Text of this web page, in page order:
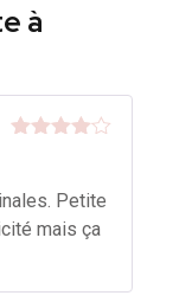
à
Petite
mais ça